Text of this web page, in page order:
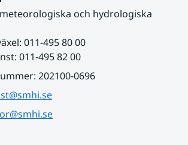
och hydrologiska
011-495 80 00
011-495 82 00
202100-0696